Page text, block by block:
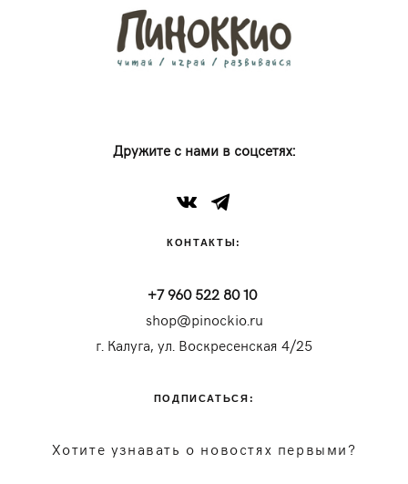
Дружите с нами в соцсетях:
КОНТАКТЫ:
+7 960 522 80 10
shop@pinockio.ru
г. Калуга, ул. Воскресенская 4/25
ПОДПИСАТЬСЯ:
Хотите узнавать о новостях первыми?